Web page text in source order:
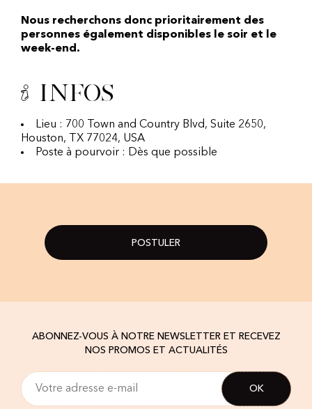
Nous recherchons donc prioritairement des
personnes également disponibles le soir et le
week-end.
Infos
Lieu : 700 Town and Country Blvd, Suite 2650,
Houston, TX 77024, USA
Poste à pourvoir : Dès que possible
POSTULER
ABONNEZ-VOUS À NOTRE NEWSLETTER ET RECEVEZ
NOS PROMOS ET ACTUALITÉS